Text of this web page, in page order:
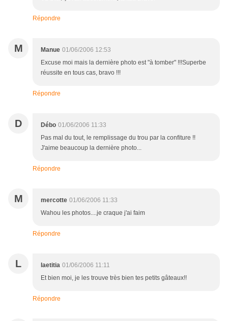
Répondre
M Manue 01/06/2006 12:53
Excuse moi mais la dernière photo est "à tomber" !!!Superbe
réussite en tous cas, bravo !!!
Répondre
D Débo 01/06/2006 11:33
Pas mal du tout, le remplissage du trou par la confiture !!
J'aime beaucoup la dernière photo...
Répondre
M mercotte 01/06/2006 11:33
Wahou les photos....je craque j'ai faim
Répondre
L laetitia 01/06/2006 11:11
Et bien moi, je les trouve très bien tes petits gâteaux!!
Répondre